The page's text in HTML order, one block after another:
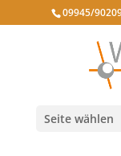
09945/
Seite wählen